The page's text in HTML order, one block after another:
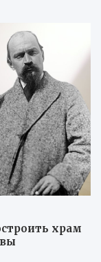
храм